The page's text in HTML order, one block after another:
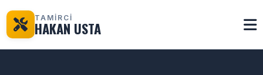
TAMİRCİ
HAKAN USTA